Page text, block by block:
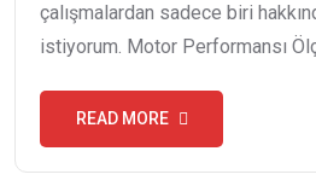
çalışmalardan sadece biri
istiyorum. Motor Performansı
READ MORE